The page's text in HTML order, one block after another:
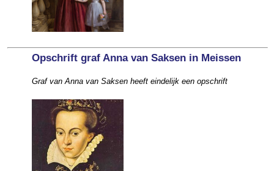
Opschrift graf Anna van Saksen in Meissen
Graf van Anna van Saksen heeft eindelijk een opschrift